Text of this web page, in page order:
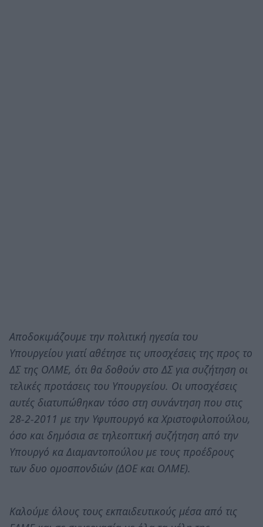
Αποδοκιμάζουμε την πολιτική ηγεσία του
Υπουργείου γιατί αθέτησε τις υποσχέσεις της προς το
ΔΣ της ΟΛΜΕ, ότι θα δοθούν στο ΔΣ για συζήτηση οι
τελικές προτάσεις του Υπουργείου. Οι υποσχέσεις
αυτές διατυπώθηκαν τόσο στη συνάντηση που στις
28-2-2011 με την Υφυπουργό κα Χριστοφιλοπούλου,
όσο και δημόσια σε τηλεοπτική συζήτηση από την
Υπουργό κα Διαμαντοπούλου με τους προέδρους
των δυο ομοσπονδιών (ΔΟΕ και ΟΛΜΕ).
Καλούμε όλους τους εκπαιδευτικούς μέσα από τις